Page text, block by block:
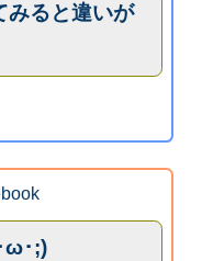
みると違いが
ω･;)